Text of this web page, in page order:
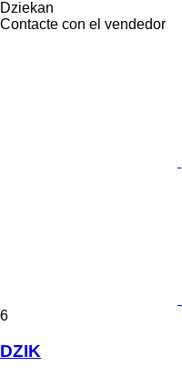
Dziekan
Contacte con el vendedor
6
DZIK